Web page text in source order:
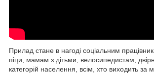
Прилад стане в нагоді соціальним
піци, мамам з дітьми, велосипедистам,
категорій населення, всім, хто виходить за